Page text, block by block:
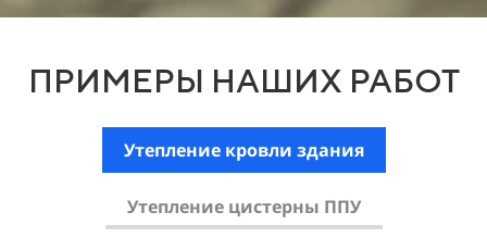
ПРИМЕРЫ НАШИХ РАБОТ
Утепление кровли здания
Утепление цистерны ППУ